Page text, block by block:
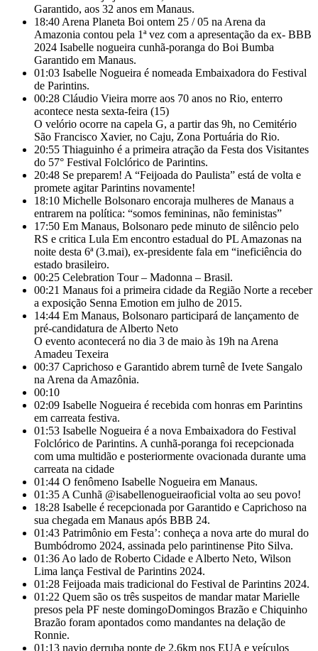
Garantido, aos 32 anos em Manaus.
18:40 Arena Planeta Boi ontem 25 / 05 na Arena da
Amazonia contou pela 1ª vez com a apresentação da ex- BBB
2024 Isabelle nogueira cunhã-poranga do Boi Bumba
Garantido em Manaus.
01:03 Isabelle Nogueira é nomeada Embaixadora do Festival
de Parintins.
00:28 Cláudio Vieira morre aos 70 anos no Rio, enterro
acontece nesta sexta-feira (15)
O velório ocorre na capela G, a partir das 9h, no Cemitério
São Francisco Xavier, no Caju, Zona Portuária do Rio.
20:55 Thiaguinho é a primeira atração da Festa dos Visitantes
do 57° Festival Folclórico de Parintins.
20:48 Se preparem! A “Feijoada do Paulista” está de volta e
promete agitar Parintins novamente!
18:10 Michelle Bolsonaro encoraja mulheres de Manaus a
entrarem na política: “somos femininas, não feministas”
17:50 Em Manaus, Bolsonaro pede minuto de silêncio pelo
RS e critica Lula Em encontro estadual do PL Amazonas na
noite desta 6ª (3.mai), ex-presidente fala em “ineficiência do
estado brasileiro.
00:25 Celebration Tour – Madonna – Brasil.
00:21 Manaus foi a primeira cidade da Região Norte a receber
a exposição Senna Emotion em julho de 2015.
14:44 Em Manaus, Bolsonaro participará de lançamento de
pré-candidatura de Alberto Neto
O evento acontecerá no dia 3 de maio às 19h na Arena
Amadeu Texeira
00:37 Caprichoso e Garantido abrem turnê de Ivete Sangalo
na Arena da Amazônia.
00:10
02:09 Isabelle Nogueira é recebida com honras em Parintins
em carreata festiva.
01:53 Isabelle Nogueira é a nova Embaixadora do Festival
Folclórico de Parintins. A cunhã-poranga foi recepcionada
com uma multidão e posteriormente ovacionada durante uma
carreata na cidade
01:44 O fenômeno Isabelle Nogueira em Manaus.
01:35 A Cunhã @isabellenogueiraoficial volta ao seu povo!
18:28 Isabelle é recepcionada por Garantido e Caprichoso na
sua chegada em Manaus após BBB 24.
01:43 Patrimônio em Festa’: conheça a nova arte do mural do
Bumbódromo 2024, assinada pelo parintinense Pito Silva.
01:36 Ao lado de Roberto Cidade e Alberto Neto, Wilson
Lima lança Festival de Parintins 2024.
01:28 Feijoada mais tradicional do Festival de Parintins 2024.
01:22 Quem são os três suspeitos de mandar matar Marielle
presos pela PF neste domingoDomingos Brazão e Chiquinho
Brazão foram apontados como mandantes na delação de
Ronnie.
01:13 navio derruba ponte de 2,6km nos EUA e veículos